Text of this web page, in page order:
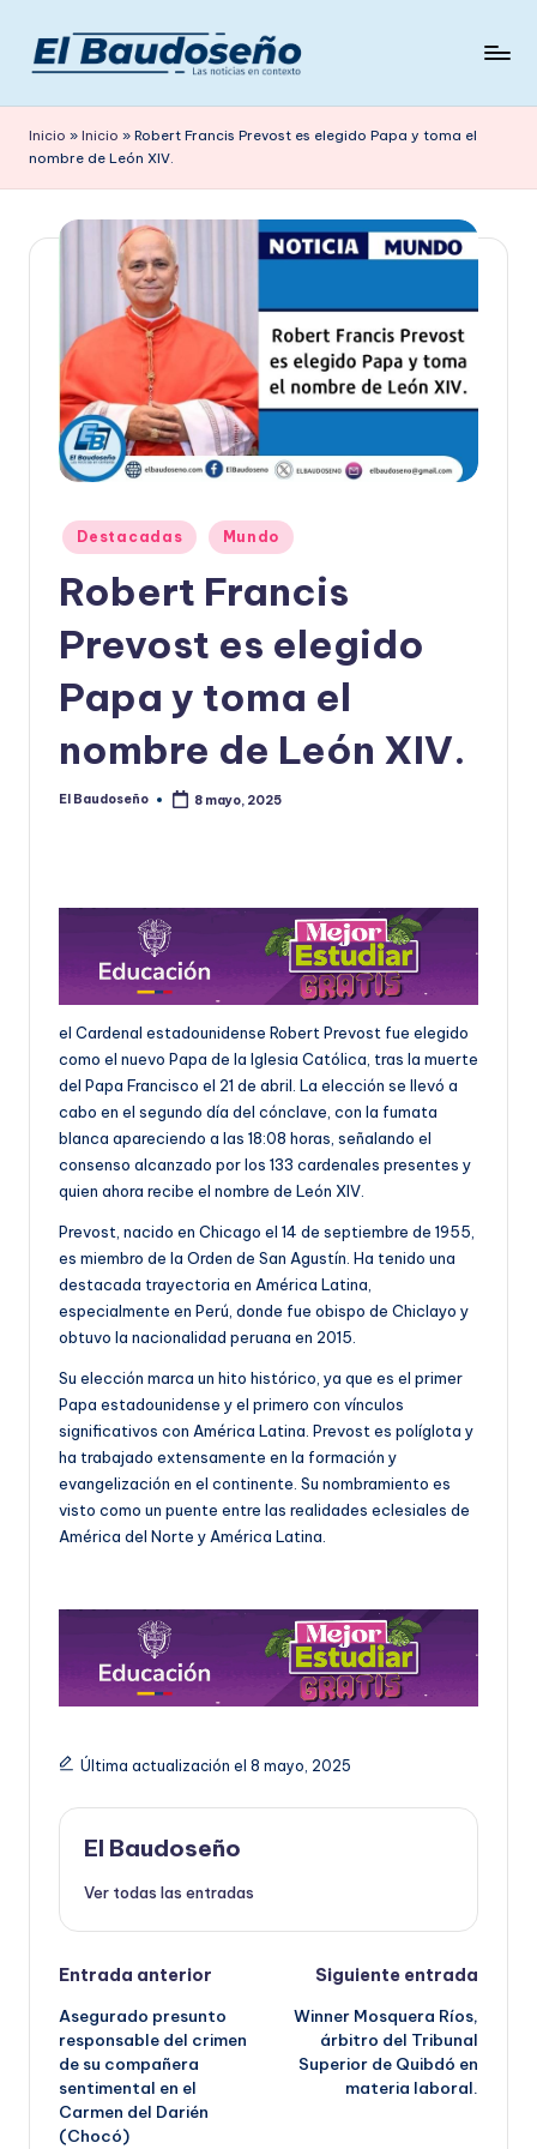
Saltar
contenido
e
ri
d
en
Inicio » Inicio » Robert Francis Prevost es elegido Papa y toma el
nombre de León XIV.
Publicado
en
Destacadas Mundo
Robert Francis
Prevost es elegido
Papa y toma el
nombre de León XIV.
Publicado
El Baudoseño 8 mayo, 2025
el Cardenal estadounidense Robert Prevost fue elegido
como el nuevo Papa de la Iglesia Católica, tras la muerte
del Papa Francisco el 21 de abril. La elección se llevó a
cabo en el segundo día del cónclave, con la fumata
blanca apareciendo a las 18:08 horas, señalando el
consenso alcanzado por los 133 cardenales presentes y
quien ahora recibe el nombre de León XIV.
Prevost, nacido en Chicago el 14 de septiembre de 1955,
es miembro de la Orden de San Agustín. Ha tenido una
destacada trayectoria en América Latina,
especialmente en Perú, donde fue obispo de Chiclayo y
obtuvo la nacionalidad peruana en 2015.
Su elección marca un hito histórico, ya que es el primer
Papa estadounidense y el primero con vínculos
significativos con América Latina. Prevost es políglota y
ha trabajado extensamente en la formación y
evangelización en el continente. Su nombramiento es
visto como un puente entre las realidades eclesiales de
América del Norte y América Latina.
Última actualización el 8 mayo, 2025
El Baudoseño
Ver todas las entradas
Navegación
de
entradas
Entrada anterior
Asegurado presunto
responsable del crimen
de su compañera
sentimental en el
Carmen del Darién
(Chocó)
Siguiente entrada
Winner Mosquera Ríos,
árbitro del Tribunal
Superior de Quibdó en
materia laboral.